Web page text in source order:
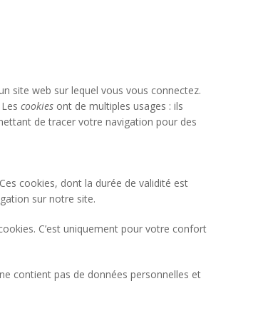
site web sur lequel vous vous connectez.
cookies ont de multiples usages : ils
de tracer votre navigation pour des
cookies, dont la durée de validité est
sur notre site.
C’est uniquement pour votre confort
contient pas de données personnelles et